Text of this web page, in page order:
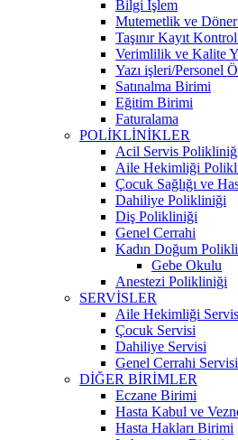
Bilgi İşlem
Mutemetlik ve
Taşınır Kayıt
Verimlilik ve Kalite
Yazı işleri/Personel
Satınalma Birimi
Eğitim Birimi
Faturalama
POLİKLİNİKLER
Acil Servis
Aile Hekimliği
Çocuk Sağlığı ve
Dahiliye Polikliniği
Diş Polikliniği
Genel Cerrahi
Kadın Doğum
Gebe Okulu
Anestezi Polikliniği
SERVİSLER
Aile Hekimliği
Çocuk Servisi
Dahiliye Servisi
Genel Cerrahi Servisi
DİĞER BİRİMLER
Eczane Birimi
Hasta Kabul ve
Hasta Hakları Birimi